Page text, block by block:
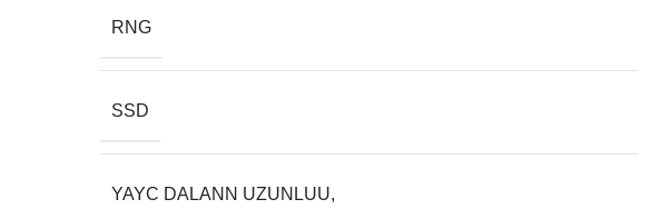
RNG
SSD
YAYC DALANN UZUNLUU,